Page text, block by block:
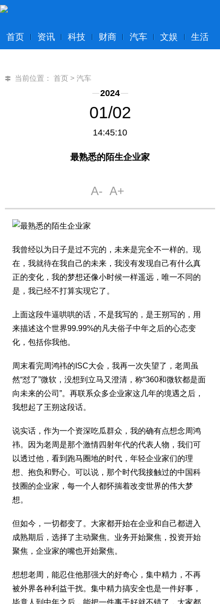
首页 资讯 科技 财商 汽车 文娱 生活
当前位置： 首页 > 汽车
2024
01/02
14:45:10
最熟悉的陌生企业家
我曾经以为日子是过不完的，未来是完全不一样的。现
在，我就待在我自己的未来，我没有发现自己有什么真
正的变化，我的梦想还像小时候一样遥远，唯一不同的
是，我已经不打算实现它了。
上面这段牛逼哄哄的话，不是我写的，是王朔写的，用
来描述这个世界99.99%的凡夫俗子中年之后的心态变
化，包括你我他。
周末看完周鸿祎的ISC大会，我再一次失望了，老周虽
然“怼了”微软，没想到立马又澄清，称“360和微软都是面
向未来的公司”。再联系众多企业家这几年的境遇之后，
我想起了王朔这段话。
说实话，作为一个资深吃瓜群众，我的确有点想念周鸿
祎。因为老周是那个激情四射年代的代表人物，我们可
以透过他，看到跑马圈地的时代，年轻企业家们的理
想、抱负和野心。可以说，那个时代我接触过的中国科
技圈的企业家，每一个人都怀揣着改变世界的伟大梦
想。
但如今，一切都变了。大家都开始在企业和自己都进入
成熟期后，选择了主动聚焦。业务开始聚焦，投资开始
聚焦，企业家的嘴也开始聚焦。
想想老周，能忍住他那强大的好奇心，集中精力，不再
被外界各种利益干扰。集中精力搞安全也是一件好事，
毕竟人到中年之后，能把一件事干好就不错了，大家都